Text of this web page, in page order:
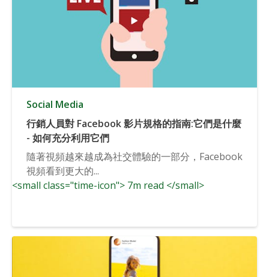
Social Media
行銷人員對 Facebook 影片規格的指南:它們是什麼
- 如何充分利用它們
隨著視頻越來越成為社交體驗的一部分，Facebook
視頻看到更大的...
<small class="time-icon"> 7m read </small>